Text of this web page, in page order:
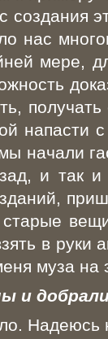
создания
нас
мере,
напасти
начали
и так
в руки
муза на
и
Надеюсь